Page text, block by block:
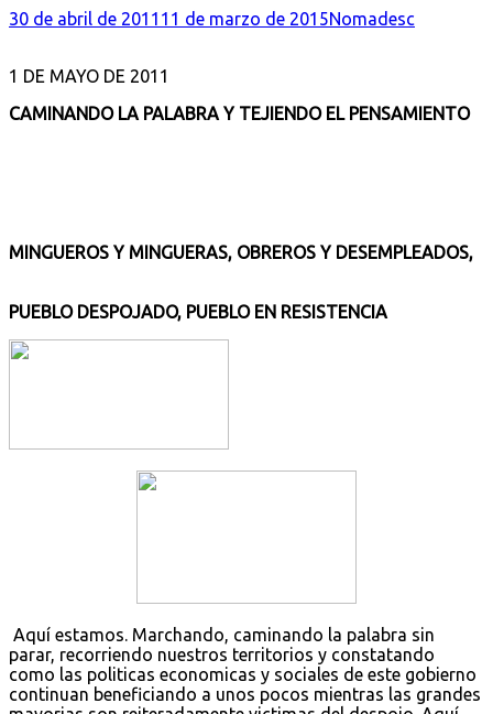
30 de abril de 2011 11 de marzo de 2015Nomadesc
1 DE MAYO DE 2011
CAMINANDO LA PALABRA Y TEJIENDO EL PENSAMIENTO
MINGUEROS Y MINGUERAS, OBREROS Y DESEMPLEADOS,
PUEBLO DESPOJADO, PUEBLO EN RESISTENCIA
Aquí estamos. Marchando, caminando la palabra sin
parar, recorriendo nuestros territorios y constatando
como las politicas economicas y sociales de este gobierno
continuan beneficiando a unos pocos mientras las grandes